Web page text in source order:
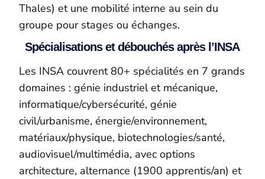
Thales) et une mobilité interne au sein du
groupe pour stages ou échanges.
Spécialisations et débouchés après l’INSA
Les INSA couvrent 80+ spécialités en 7 grands
domaines : génie industriel et mécanique,
informatique/cybersécurité, génie
civil/urbanisme, énergie/environnement,
matériaux/physique, biotechnologies/santé,
audiovisuel/multimédia, avec options
architecture, alternance (1900 apprentis/an) et